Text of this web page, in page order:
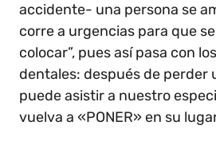
accidente- una persona se
corre a urgencias para que
colocar”, pues así pasa con
dentales: después de perder
puede asistir a nuestro
vuelva a «PONER» en su